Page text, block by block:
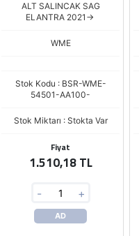
ALT SALINCAK SAG
ELANTRA 2021->
WME
Stok Kodu : BSR-WME-
54501-AA100-
Stok Miktarı : Stokta Var
Fiyat
1.510,18 TL
- +
AD